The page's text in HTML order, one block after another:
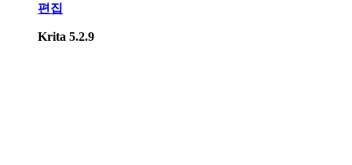
편집
Krita 5.2.9